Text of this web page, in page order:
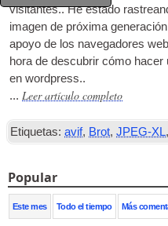
visitantes.. He estado
imagen de próxima
apoyo de los navegadores
hora de descubrir cómo
en wordpress..
... Leer artículo completo
Etiquetas: avif, Brot,JPEG-XL,
Popular
Este mes Todo el tiempo Más